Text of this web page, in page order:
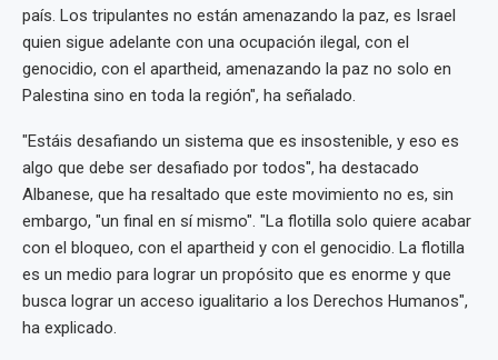
país. Los tripulantes no están amenazando la paz, es Israel
quien sigue adelante con una ocupación ilegal, con el
genocidio, con el apartheid, amenazando la paz no solo en
Palestina sino en toda la región", ha señalado.
"Estáis desafiando un sistema que es insostenible, y eso es
algo que debe ser desafiado por todos", ha destacado
Albanese, que ha resaltado que este movimiento no es, sin
embargo, "un final en sí mismo". "La flotilla solo quiere acabar
con el bloqueo, con el apartheid y con el genocidio. La flotilla
es un medio para lograr un propósito que es enorme y que
busca lograr un acceso igualitario a los Derechos Humanos",
ha explicado.